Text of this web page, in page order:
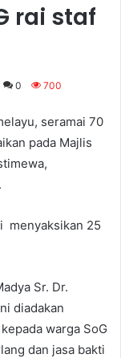
rai staf
0 700
seramai 70
pada Majlis
menyaksikan 25
Sr. Dr.
diadakan
warga SoG
dan jasa bakti